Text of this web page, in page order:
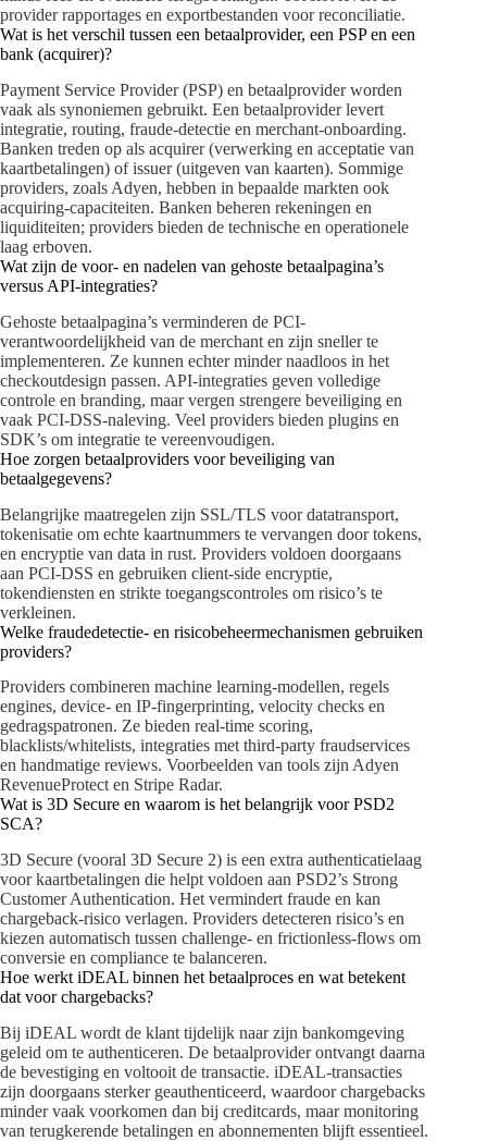
provider rapportages en exportbestanden voor reconciliatie.
Wat is het verschil tussen een betaalprovider, een PSP en een
bank (acquirer)?
Payment Service Provider (PSP) en betaalprovider worden
vaak als synoniemen gebruikt. Een betaalprovider levert
integratie, routing, fraude-detectie en merchant-onboarding.
Banken treden op als acquirer (verwerking en acceptatie van
kaartbetalingen) of issuer (uitgeven van kaarten). Sommige
providers, zoals Adyen, hebben in bepaalde markten ook
acquiring-capaciteiten. Banken beheren rekeningen en
liquiditeiten; providers bieden de technische en operationele
laag erboven.
Wat zijn de voor- en nadelen van gehoste betaalpagina’s
versus API-integraties?
Gehoste betaalpagina’s verminderen de PCI-
verantwoordelijkheid van de merchant en zijn sneller te
implementeren. Ze kunnen echter minder naadloos in het
checkoutdesign passen. API-integraties geven volledige
controle en branding, maar vergen strengere beveiliging en
vaak PCI-DSS-naleving. Veel providers bieden plugins en
SDK’s om integratie te vereenvoudigen.
Hoe zorgen betaalproviders voor beveiliging van
betaalgegevens?
Belangrijke maatregelen zijn SSL/TLS voor datatransport,
tokenisatie om echte kaartnummers te vervangen door tokens,
en encryptie van data in rust. Providers voldoen doorgaans
aan PCI-DSS en gebruiken client-side encryptie,
tokendiensten en strikte toegangscontroles om risico’s te
verkleinen.
Welke fraudedetectie- en risicobeheermechanismen gebruiken
providers?
Providers combineren machine learning-modellen, regels
engines, device- en IP-fingerprinting, velocity checks en
gedragspatronen. Ze bieden real-time scoring,
blacklists/whitelists, integraties met third-party fraudservices
en handmatige reviews. Voorbeelden van tools zijn Adyen
RevenueProtect en Stripe Radar.
Wat is 3D Secure en waarom is het belangrijk voor PSD2
SCA?
3D Secure (vooral 3D Secure 2) is een extra authenticatielaag
voor kaartbetalingen die helpt voldoen aan PSD2’s Strong
Customer Authentication. Het vermindert fraude en kan
chargeback-risico verlagen. Providers detecteren risico’s en
kiezen automatisch tussen challenge- en frictionless-flows om
conversie en compliance te balanceren.
Hoe werkt iDEAL binnen het betaalproces en wat betekent
dat voor chargebacks?
Bij iDEAL wordt de klant tijdelijk naar zijn bankomgeving
geleid om te authenticeren. De betaalprovider ontvangt daarna
de bevestiging en voltooit de transactie. iDEAL-transacties
zijn doorgaans sterker geauthenticeerd, waardoor chargebacks
minder vaak voorkomen dan bij creditcards, maar monitoring
van terugkerende betalingen en abonnementen blijft essentieel.